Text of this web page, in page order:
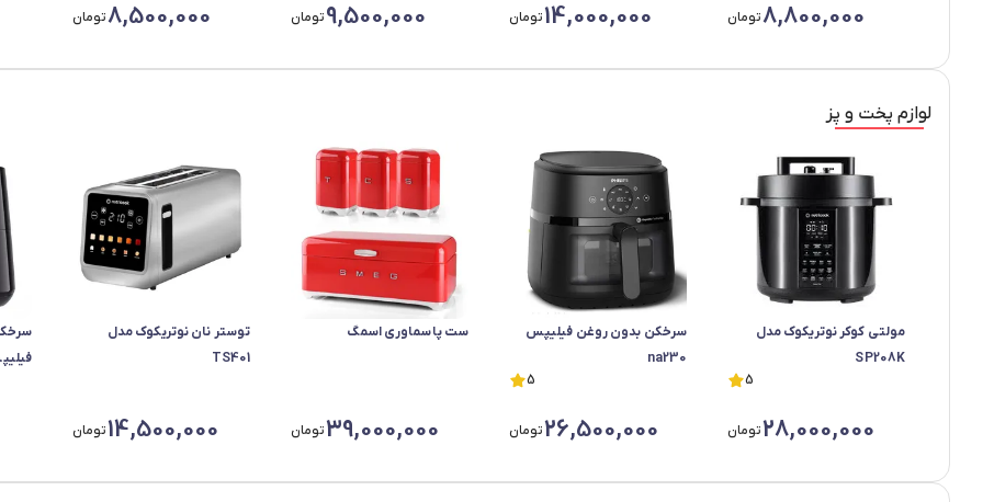
8,800,000تومان 14,000,000تومان 9,500,000تومان 8,500,000تومان
لوازم پخت و پز
مولتی کوکر نوتریکوک مدل
SP208K
5
28,000,000تومان
سرخکن بدون روغن فیلیپس
na230
5
26,500,000تومان
ست پاسماوری اسمگ
39,000,000تومان
توستر نان نوتریکوک مدل
TS401
14,500,000تومان
فیلیپس